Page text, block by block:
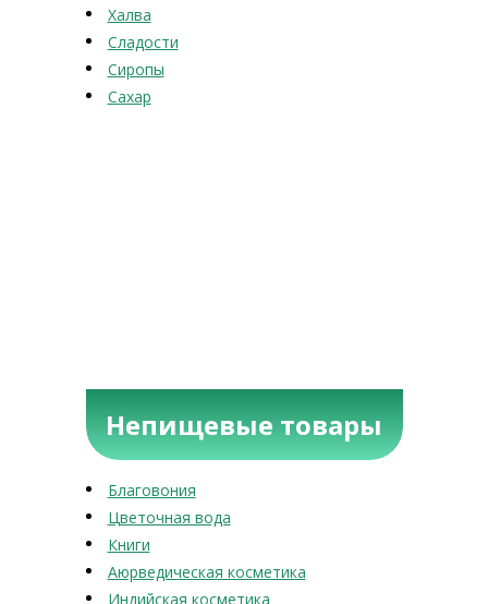
Халва
Сладости
Сиропы
Сахар
Непищевые товары
Благовония
Цветочная вода
Книги
Аюрведическая косметика
Индийская косметика